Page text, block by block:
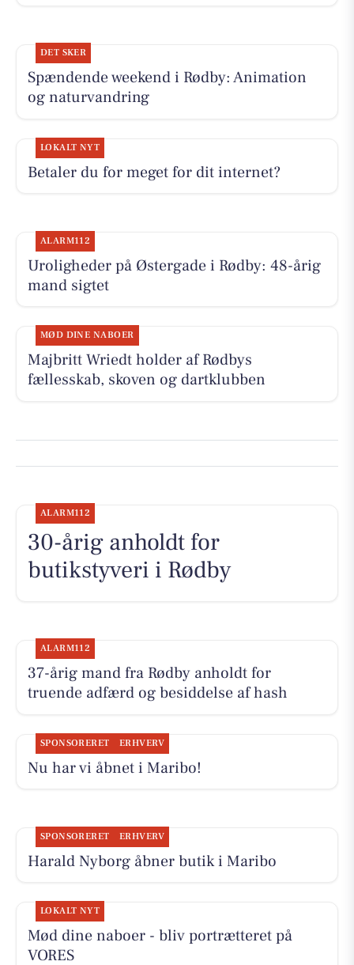
DET SKER
Spændende weekend i Rødby: Animation
og naturvandring
LOKALT NYT
Betaler du for meget for dit internet?
ALARM112
Uroligheder på Østergade i Rødby: 48-årig
mand sigtet
MØD DINE NABOER
Majbritt Wriedt holder af Rødbys
fællesskab, skoven og dartklubben
ALARM112
30-årig anholdt for
butikstyveri i Rødby
ALARM112
37-årig mand fra Rødby anholdt for
truende adfærd og besiddelse af hash
SPONSORERET ERHVERV
Nu har vi åbnet i Maribo!
SPONSORERET ERHVERV
Harald Nyborg åbner butik i Maribo
LOKALT NYT
Mød dine naboer - bliv portrætteret på
VORES